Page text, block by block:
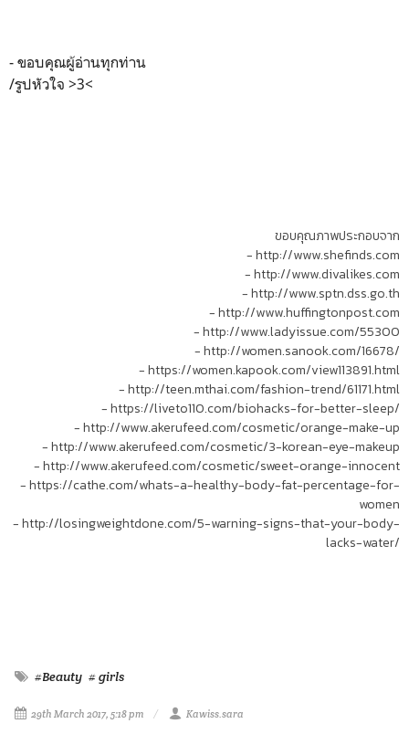
- ขอบคุณผู้อ่านทุกท่าน
/รูปหัวใจ >3<
ขอบคุณภาพประกอบจาก
- http://www.shefinds.com
- http://www.divalikes.com
- http://www.sptn.dss.go.th
- http://www.huffingtonpost.com
- http://www.ladyissue.com/55300
- http://women.sanook.com/16678/
- https://women.kapook.com/view113891.html
- http://teen.mthai.com/fashion-trend/61171.html
- https://liveto110.com/biohacks-for-better-sleep/
- http://www.akerufeed.com/cosmetic/orange-make-up
- http://www.akerufeed.com/cosmetic/3-korean-eye-makeup
- http://www.akerufeed.com/cosmetic/sweet-orange-innocent
- https://cathe.com/whats-a-healthy-body-fat-percentage-for-
women
- http://losingweightdone.com/5-warning-signs-that-your-body-
lacks-water/
#Beauty # girls
29th March 2017, 5:18 pm Kawiss.sara